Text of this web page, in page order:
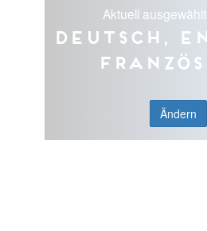
Aktuell
Deutsch,
Ändern